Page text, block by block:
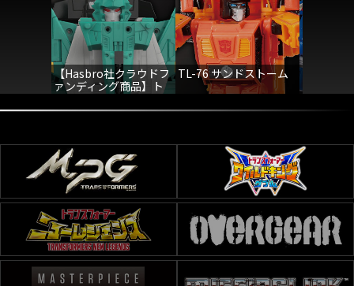
【Hasbro社クラウドフ
ァンディング商品】ト
ランスフォーマーレガ
シー ライオカイザー
TL-76 サンドストーム
TL-75 オ